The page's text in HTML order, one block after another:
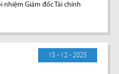
nhiệm Giám đốc Tài chính
15 - 12 - 2025